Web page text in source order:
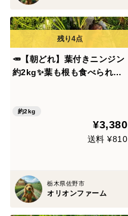
🥕【朝どれ】葉付きニンジン
約2kg✨葉も根も食べられる
約2kg
¥3,380
送料 ¥810
栃木県佐野市
オリオンファーム